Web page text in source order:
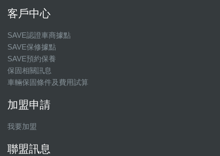
客戶中心
SAVE認證車商據點
SAVE保修據點
SAVE預約保養
保固相關訊息
車輛保固條件及費用試算
加盟申請
我要加盟
聯盟訊息